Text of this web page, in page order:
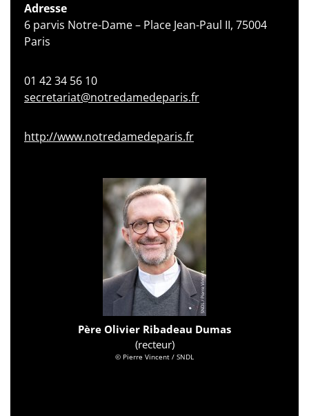
Adresse
6 parvis Notre-Dame – Place Jean-Paul II, 75004
Paris
01 42 34 56 10
secretariat@notredamedeparis.fr
http://www.notredamedeparis.fr
Père Olivier Ribadeau Dumas
(recteur)
© Pierre Vincent / SNDL